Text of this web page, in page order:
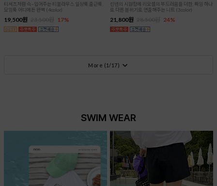
티셔츠처럼 슥~입어주는 티블라우스 일상룩,출근룩,
모임룩 어디에든 완벽 (4color)
19,500원 17%
린넨의 시원함에 리오셀의 부드러움을 더한, 짜임 하나
로 다른 분위기로 연출해주는 니트 (3color)
21,800원 24%
More (1/17)
SWIM WEAR